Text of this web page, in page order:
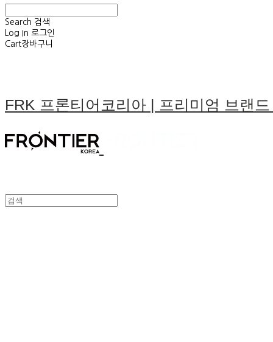
Search 검색
Log In 로그인
Cart장바구니
FRK 프론티어코리아 | 프리미엄 브랜